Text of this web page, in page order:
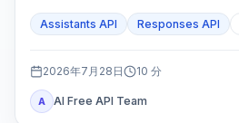
loopとFile Searchを実測してから
す。
Assistants API Responses API
2026年7月28日 10 分
A AI Free API Team